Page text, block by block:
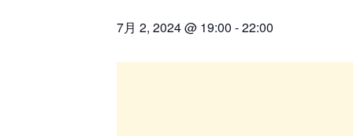
7月 2, 2024 @ 19:00 -22:00